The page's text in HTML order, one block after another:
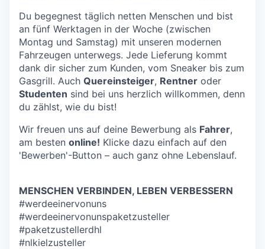
Du begegnest täglich netten Menschen und bist
an fünf Werktagen in der Woche (zwischen
Montag und Samstag) mit unseren modernen
Fahrzeugen unterwegs. Jede Lieferung kommt
dank dir sicher zum Kunden, vom Sneaker bis zum
Gasgrill. Auch Quereinsteiger, Rentner oder
Studenten sind bei uns herzlich willkommen, denn
du zählst, wie du bist!
Wir freuen uns auf deine Bewerbung als Fahrer,
am besten online! Klicke dazu einfach auf den
'Bewerben'-Button – auch ganz ohne Lebenslauf.
MENSCHEN VERBINDEN, LEBEN VERBESSERN
#werdeeinervonuns
#werdeeinervonunspaketzusteller
#paketzustellerdhl
#nlkielzusteller